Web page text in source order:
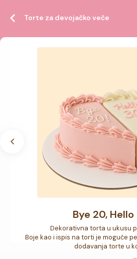
Torte za devojačko veče
Bye 20, Hello
Dekorativna torta u ukusu
Boje kao i ispis na torti je moguće
dodavanja torte u